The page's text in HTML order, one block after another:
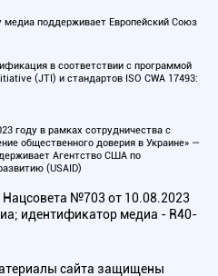
медиа поддерживает Европейский Союз
в соответствии с программой
(JTI) и стандартов ISO CWA 17493:
году в рамках сотрудничества с
общественного доверия в Украине» —
Агентство США по
(USAID)
№703 от 10.08.2023
идентификатор медиа - R40-
сайта защищены